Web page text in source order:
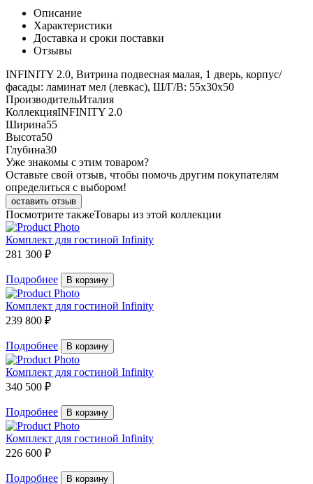
Описание
Характеристики
Доставка и сроки поставки
Отзывы
INFINITY 2.0, Витрина подвесная малая, 1 дверь, корпус/
фасады: ламинат мел (левкас), Ш/Г/В: 55х30х50
ПроизводительИталия
КоллекцияINFINITY 2.0
Ширина55
Высота50
Глубина30
Уже знакомы с этим товаром?
Оставьте свой отзыв, чтобы помочь другим покупателям
определиться с выбором!
оставить отзыв
Посмотрите такжеТовары из этой коллекции
Комплект для гостиной Infinity
281 300 ₽
Подробнее В корзину
Комплект для гостиной Infinity
239 800 ₽
Подробнее В корзину
Комплект для гостиной Infinity
340 500 ₽
Подробнее В корзину
Комплект для гостиной Infinity
226 600 ₽
Подробнее В корзину